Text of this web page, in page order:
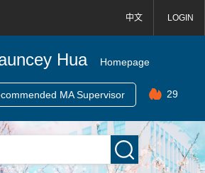
中文 LOGIN
Hua Homepage
MA Supervisor 29